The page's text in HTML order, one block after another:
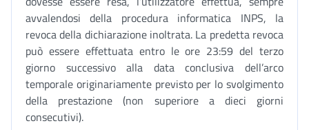
avvalendosi della procedura informatica INPS, la
revoca della dichiarazione inoltrata. La predetta revoca
può essere effettuata entro le ore 23:59 del terzo
giorno successivo alla data conclusiva dell’arco
temporale originariamente previsto per lo svolgimento
della prestazione (non superiore a dieci giorni
consecutivi).